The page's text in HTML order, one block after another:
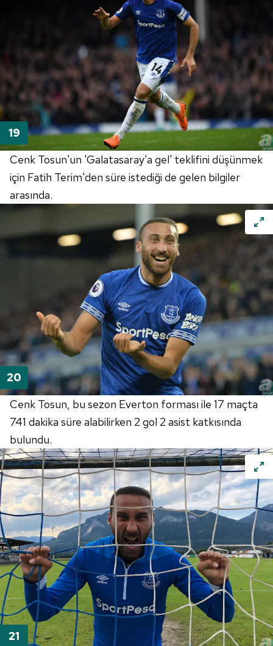
Cenk Tosun'un 'Galatasaray'a gel' teklifini düşünmek
için Fatih Terim'den süre istediği de gelen bilgiler
arasında.
Cenk Tosun, bu sezon Everton forması ile 17 maçta
741 dakika süre alabilirken 2 gol 2 asist katkısında
bulundu.